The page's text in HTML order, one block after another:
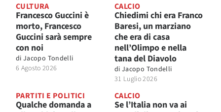
CULTURA
Francesco Guccini è
morto, Francesco
Guccini sarà sempre
con noi
di Jacopo Tondelli
6 Agosto 2026
CALCIO
Chiedimi chi era Franco
Baresi, un marziano
che era di casa
nell’Olimpo e nella
tana del Diavolo
di Jacopo Tondelli
31 Luglio 2026
PARTITI E POLITICI
Qualche domanda a
CALCIO
Se l’Italia non va ai